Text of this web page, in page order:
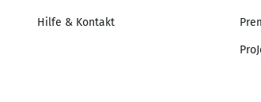
Hilfe & Kontakt